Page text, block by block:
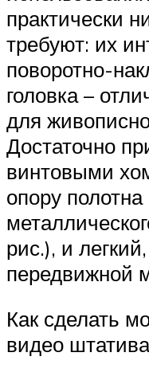
практически
требуют: их
поворотно-
головка –
для
Достаточно
винтовыми
опору полотна
рис.), и
передвижной
Как сделать
видео штатива